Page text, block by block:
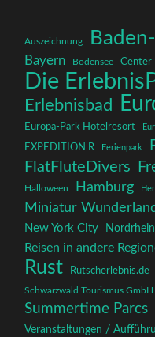
Auszeichnung
Bayern Bodensee Center
Die
Erlebnisbad
Europa-Park Hotelresort
EXPEDITION R Ferienpark
FlatFluteDivers
Halloween Hamburg
Miniatur
New York City
Reisen in andere
Rust Rutscherlebnis.de
Schwarzwald Tourismus GmbH
Summertime Parcs
Veranstaltungen /